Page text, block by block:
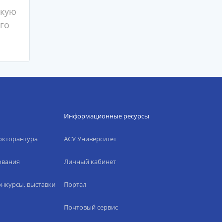
выставки
Информационные ресурсы
АСУ Университет
Личный кабинет
Портал
Почтовый сервис